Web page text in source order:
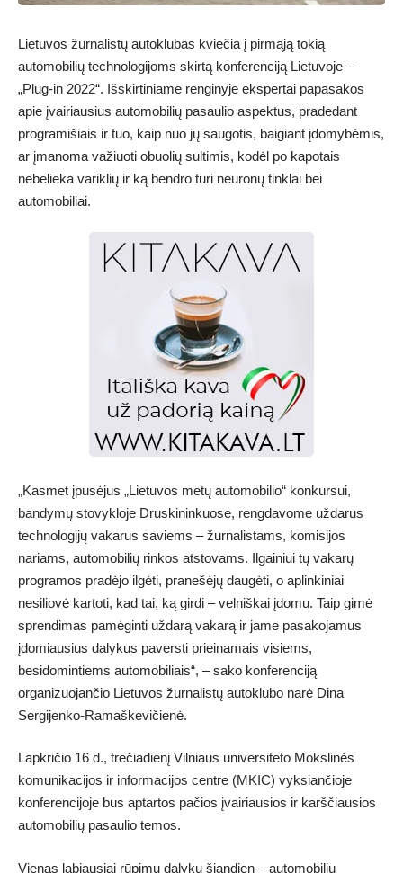
Lietuvos žurnalistų autoklubas kviečia į pirmąją tokią
automobilių technologijoms skirtą konferenciją Lietuvoje –
„Plug-in 2022“. Išskirtiniame renginyje ekspertai papasakos
apie įvairiausius automobilių pasaulio aspektus, pradedant
programišiais ir tuo, kaip nuo jų saugotis, baigiant įdomybėmis,
ar įmanoma važiuoti obuolių sultimis, kodėl po kapotais
nebelieka variklių ir ką bendro turi neuronų tinklai bei
automobiliai.
„Kasmet įpusėjus „Lietuvos metų automobilio“ konkursui,
bandymų stovykloje Druskininkuose, rengdavome uždarus
technologijų vakarus saviems – žurnalistams, komisijos
nariams, automobilių rinkos atstovams. Ilgainiui tų vakarų
programos pradėjo ilgėti, pranešėjų daugėti, o aplinkiniai
nesiliovė kartoti, kad tai, ką girdi – velniškai įdomu. Taip gimė
sprendimas pamėginti uždarą vakarą ir jame pasakojamus
įdomiausius dalykus paversti prieinamais visiems,
besidomintiems automobiliais“, – sako konferenciją
organizuojančio Lietuvos žurnalistų autoklubo narė Dina
Sergijenko-Ramaškevičienė.
Lapkričio 16 d., trečiadienį Vilniaus universiteto Mokslinės
komunikacijos ir informacijos centre (MKIC) vyksiančioje
konferencijoje bus aptartos pačios įvairiausios ir karščiausios
automobilių pasaulio temos.
Vienas labiausiai rūpimų dalykų šiandien – automobilių